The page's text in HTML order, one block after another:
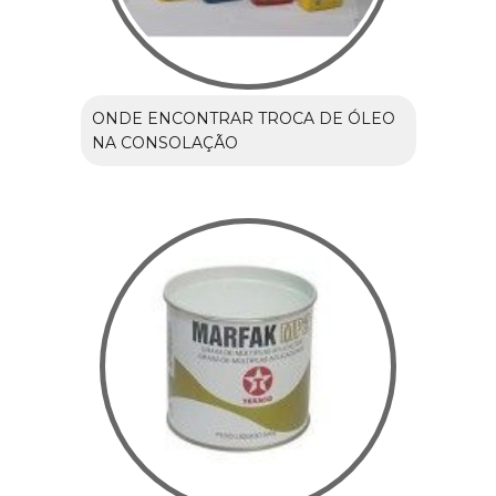
ONDE ENCONTRAR TROCA DE ÓLEO
NA CONSOLAÇÃO